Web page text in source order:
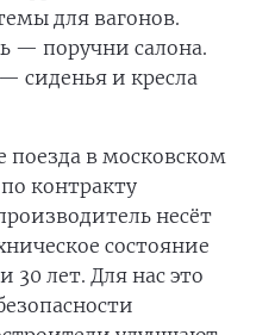
для вагонов.
— поручни салона.
сиденья и кресла
поезда в московском
контракту
несёт
состояние
30 лет. Для нас это